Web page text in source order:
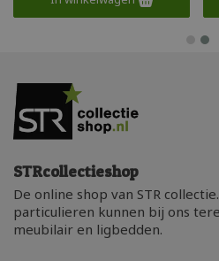
STRcollectieshop
De online shop van STR
particulieren kunnen bij ons
meubilair en ligbedden.